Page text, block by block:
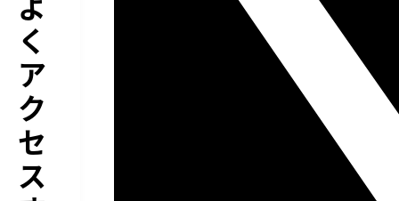
く
ア
ク
セ
ス